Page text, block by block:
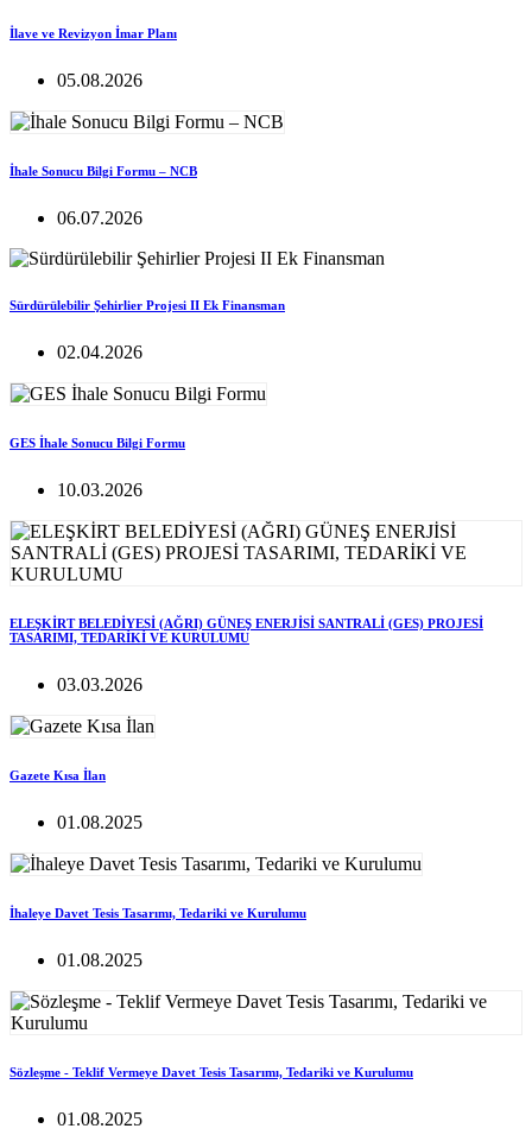
İlave ve Revizyon İmar Planı
05.08.2026
İhale Sonucu Bilgi Formu – NCB
06.07.2026
Sürdürülebilir Şehirlier Projesi II Ek Finansman
02.04.2026
GES İhale Sonucu Bilgi Formu
10.03.2026
ELEŞKİRT BELEDİYESİ (AĞRI) GÜNEŞ ENERJİSİ SANTRALİ (GES) PROJESİ
TASARIMI, TEDARİKİ VE KURULUMU
03.03.2026
Gazete Kısa İlan
01.08.2025
İhaleye Davet Tesis Tasarımı, Tedariki ve Kurulumu
01.08.2025
Sözleşme - Teklif Vermeye Davet Tesis Tasarımı, Tedariki ve Kurulumu
01.08.2025